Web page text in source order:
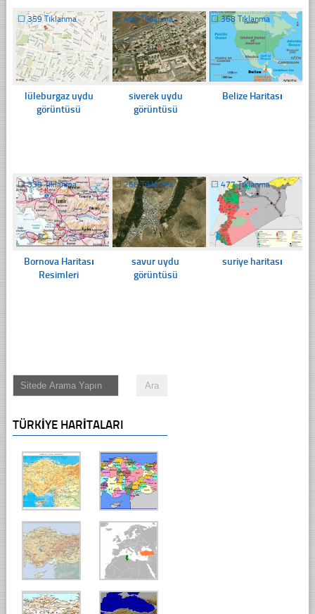
☐359 Tıklanma
lüleburgaz uydu
görüntüsü
☐489 Tıklanma
siverek uydu
görüntüsü
☐368 Tıklanma
Belize Haritası
☐339 Tıklanma
Bornova Haritası
Resimleri
☐268 Tıklanma
savur uydu
görüntüsü
☐477 Tıklanma
suriye haritası
TÜRKIYE HARITALARI